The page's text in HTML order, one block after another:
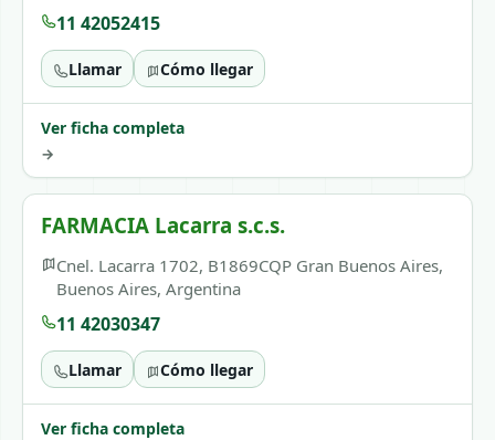
11 42052415
Llamar Cómo llegar
Ver ficha completa
→
FARMACIA Lacarra s.c.s.
Cnel. Lacarra 1702, B1869CQP Gran Buenos Aires,
Buenos Aires, Argentina
11 42030347
Llamar Cómo llegar
Ver ficha completa